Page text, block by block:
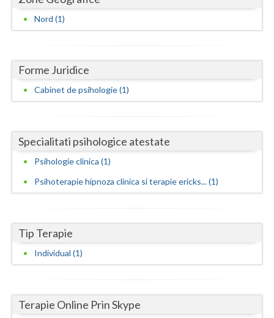
Hunedoara
Iasi
Ilfov
Mehedinti
Mures
Neamt
Prahova
Sibiu
Nord (1)
Forme Juridice
Cabinet de psihologie (1)
Specialitati psihologice atestate
Psihologie clinica (1)
Psihoterapie hipnoza clinica si terapie ericks... (1)
Tip Terapie
Individual (1)
Terapie Online Prin Skype